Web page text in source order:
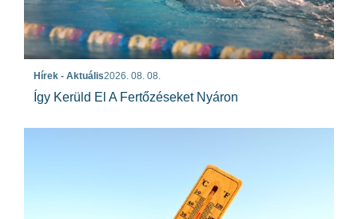
Hírek - Aktuális2026. 08. 08.
Így Kerüld El A Fertőzéseket Nyáron